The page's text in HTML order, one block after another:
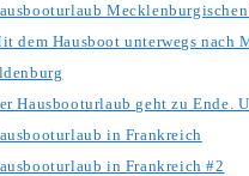
dem Hausboot unterwegs nach
Hausbooturlaub geht zu Ende.
in Frankreich
in Frankreich #2